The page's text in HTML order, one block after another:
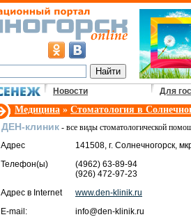
Новости Для
Медицина » Стоматология в
ДЕН-клиник - все виды стоматологической
Адрес
141508, г. Солнечногорск,
Телефон(ы)
(4962) 63-89-94
(926) 472-97-23
Адрес в Internet
www.den-klinik.ru
E-mail:
info@den-klinik.ru